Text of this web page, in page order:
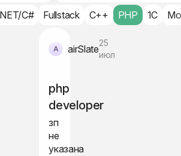
C# Fullstack C++ PHP 1C
airSlate
25
июл
php
developer
зп
не
указана